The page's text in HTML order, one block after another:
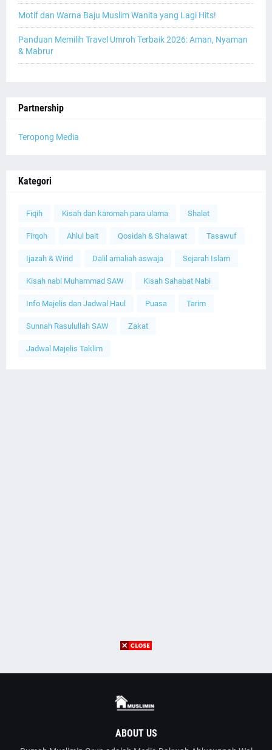
Motif dan Warna Baju Muslim Wanita yang Lagi Hits!
Panduan Memilih Travel Umroh Terbaik 2026: Aman, Nyaman
& Mabrur
Partnership
Teropong Media
Kategori
Fiqih Kisah dan karomah para ulama Shalat
Firqoh Ahlul bait Qosidah & Shalawat Tasawuf
Ijazah & Wirid Dalil amaliah aswaja Sejarah Islam
Kisah nabi Muhammad SAW Kisah Sahabat Nabi
Info Majelis dan Jadwal Haul Puasa Tarim
Sunnah Rasulullah SAW Zakat
Jadwal Majelis Taklim
ABOUT US